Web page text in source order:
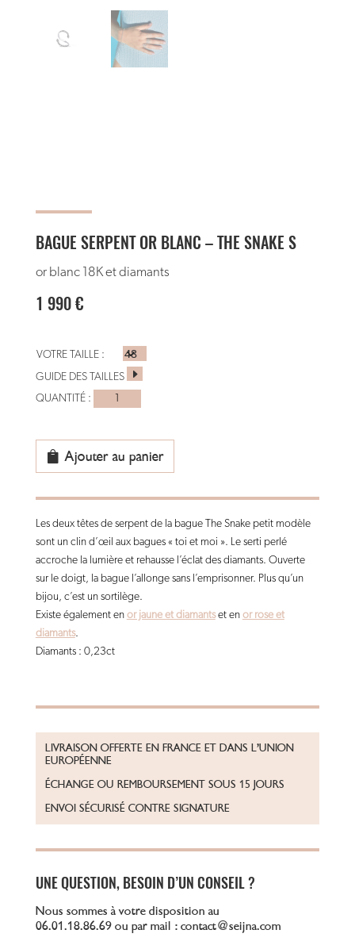
BAGUE SERPENT OR BLANC – THE SNAKE S
or blanc 18K et diamants
1 990€
VOTRE TAILLE :
GUIDE DES TAILLES
quantité
serpent
or
the
snake
S
Ajouter au panier
Les deux têtes de serpent de la bague The Snake petit modèle
sont un clin d’œil aux bagues « toi et moi ». Le serti perlé
accroche la lumière et rehausse l’éclat des diamants. Ouverte
sur le doigt, la bague l’allonge sans l’emprisonner. Plus qu’un
bijou, c’est un sortilège.
Existe également en or jaune et diamantset en or rose et
diamants.
Diamants : 0,23ct
LIVRAISON OFFERTE EN FRANCE ET DANS L’UNION
EUROPÉENNE
ÉCHANGE OU REMBOURSEMENT SOUS 15 JOURS
ENVOI SÉCURISÉ CONTRE SIGNATURE
UNE QUESTION, BESOIN D’UN CONSEIL ?
Nous sommes à votre disposition au
06.01.18.86.69 ou par mail : contact@seijna.com